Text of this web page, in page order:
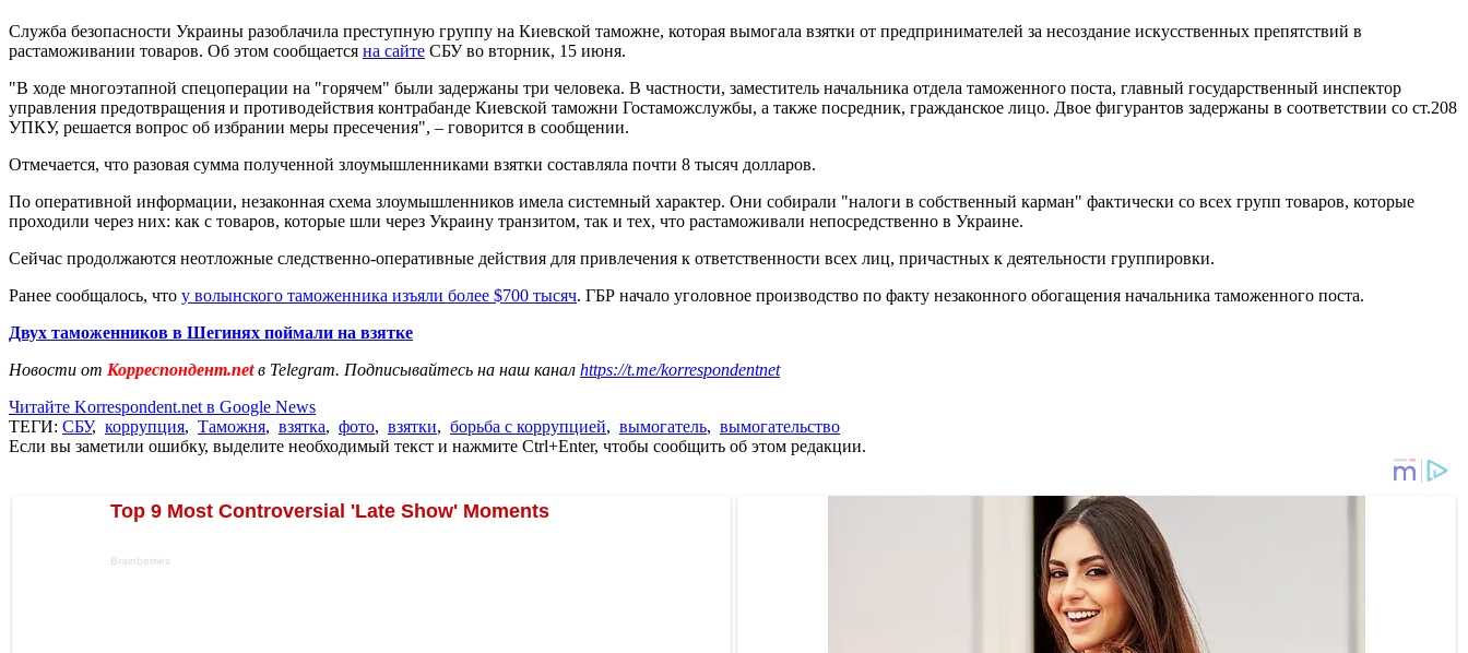
Служба безопасности Украины разоблачила преступную группу на Киевской таможне, которая вымогала взятки от предпринимателей за несоздание искусственных препятствий в
растаможивании товаров. Об этом сообщается на сайте СБУ во вторник, 15 июня.
"В ходе многоэтапной спецоперации на "горячем" были задержаны три человека. В частности, заместитель начальника отдела таможенного поста, главный государственный инспектор
управления предотвращения и противодействия контрабанде Киевской таможни Гостаможслужбы, а также посредник, гражданское лицо. Двое фигурантов задержаны в соответствии со ст.208
УПКУ, решается вопрос об избрании меры пресечения", – говорится в сообщении.
Отмечается, что разовая сумма полученной злоумышленниками взятки составляла почти 8 тысяч долларов.
По оперативной информации, незаконная схема злоумышленников имела системный характер. Они собирали "налоги в собственный карман" фактически со всех групп товаров, которые
проходили через них: как с товаров, которые шли через Украину транзитом, так и тех, что растаможивали непосредственно в Украине.
Сейчас продолжаются неотложные следственно-оперативные действия для привлечения к ответственности всех лиц, причастных к деятельности группировки.
Ранее сообщалось, что у волынского таможенника изъяли более $700 тысяч. ГБР начало уголовное производство по факту незаконного обогащения начальника таможенного поста.
Двух таможенников в Шегинях поймали на взятке
Новости от Корреспондент.netв Telegram. Подписывайтесь на наш канал https://t.me/korrespondentnet
Читайте Korrespondent.net в Google News
ТЕГИ: СБУ, коррупция, Таможня, взятка, фото, взятки, борьба с коррупцией, вымогатель, вымогательство
Если вы заметили ошибку, выделите необходимый текст и нажмите Ctrl+Enter, чтобы сообщить об этом редакции.